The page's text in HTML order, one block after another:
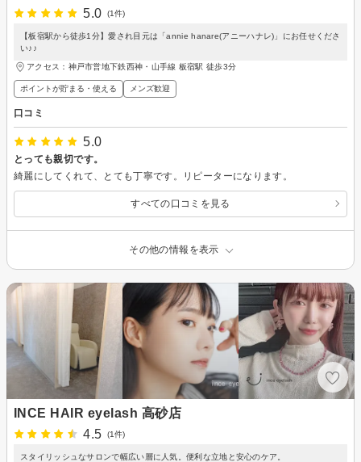
5.0
(1件)
【板宿駅から徒歩1分】愛され目元は「annie hanare(アニーハナレ)」にお任せくださ
い♪♪
アクセス：神戸市営地下鉄西神・山手線 板宿駅 徒歩3分
ポイントが貯まる・使える メンズ歓迎
口コミ
5.0
とっても親切です。
綺麗にしてくれて、とても丁寧です。リピーターになります。
すべての口コミを見る
その他の情報を表示
INCE HAIR eyelash 高砂店
4.5
(1件)
スタイリッシュなサロンで幅広い層に人気。便利な立地と安心のケア。